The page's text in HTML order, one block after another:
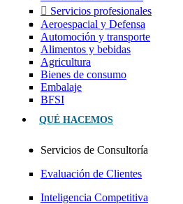
Servicios profesionales
Aeroespacial y Defensa
Automoción y transporte
Alimentos y bebidas
Agricultura
Bienes de consumo
Embalaje
BFSI
QUÉ HACEMOS
Servicios de Consultoría
Evaluación de Clientes
Inteligencia Competitiva